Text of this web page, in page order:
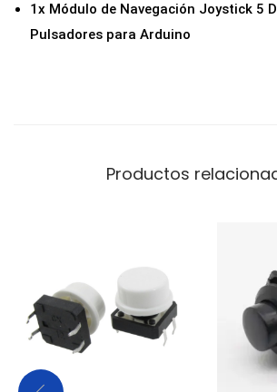
1x Módulo de Navegación Joystick 5
Pulsadores para Arduino
Productos